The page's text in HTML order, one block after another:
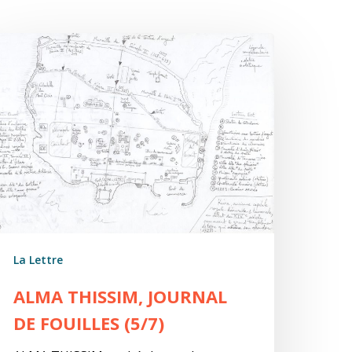
7)
La Lettre
ALMA THISSIM, JOURNAL
DE FOUILLES (5/7)